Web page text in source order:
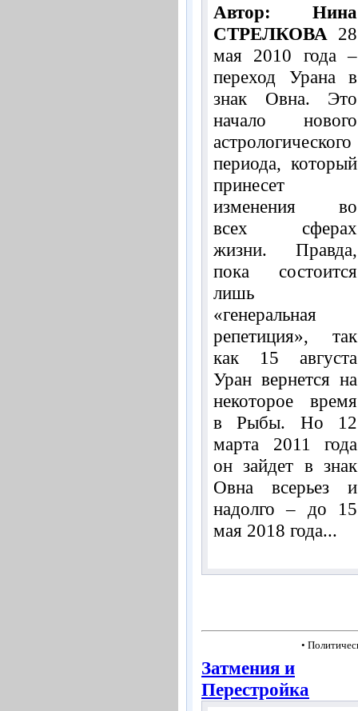
Автор: Нина
СТРЕЛКОВА 28
мая 2010 года –
переход Урана в
знак Овна. Это
начало нового
астрологического
периода, который
принесет
изменения во
всех сферах
жизни. Правда,
пока состоится
лишь
«генеральная
репетиция», так
как 15 августа
Уран вернется на
некоторое время
в Рыбы. Но 12
марта 2011 года
он зайдет в знак
Овна всерьез и
надолго – до 15
мая 2018 года...
•
Затмения и
Перестройка